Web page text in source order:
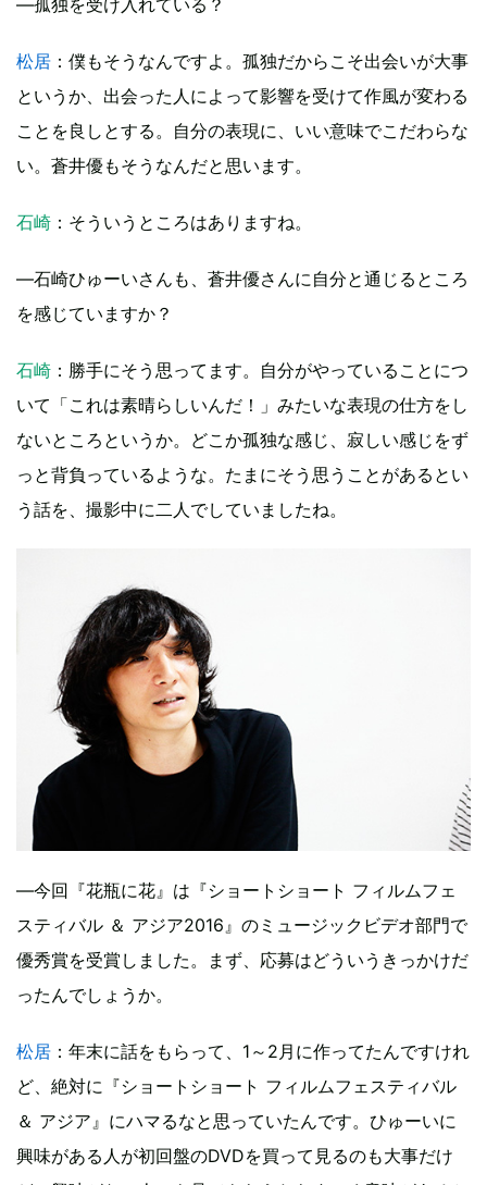
松居 ：僕もそうなんですよ。孤独だからこそ出会いが大事
というか、出会った人によって影響を受けて作風が変わる
ことを良しとする。自分の表現に、いい意味でこだわらな
い。蒼井優もそうなんだと思います。
石崎 ：そういうところはありますね。
―石崎ひゅーいさんも、蒼井優さんに自分と通じるところ
を感じていますか？
石崎 ：勝手にそう思ってます。自分がやっていることにつ
いて「これは素晴らしいんだ！」みたいな表現の仕方をし
ないところというか。どこか孤独な感じ、寂しい感じをず
っと背負っているような。たまにそう思うことがあるとい
う話を、撮影中に二人でしていましたね。
―今回『花瓶に花』は『ショートショート フィルムフェ
スティバル ＆ アジア2016』のミュージックビデオ部門で
優秀賞を受賞しました。まず、応募はどういうきっかけだ
ったんでしょうか。
松居 ：年末に話をもらって、1～2月に作ってたんですけれ
ど、絶対に『ショートショート フィルムフェスティバル
＆ アジア』にハマるなと思っていたんです。ひゅーいに
興味がある人が初回盤のDVDを買って見るのも大事だけ